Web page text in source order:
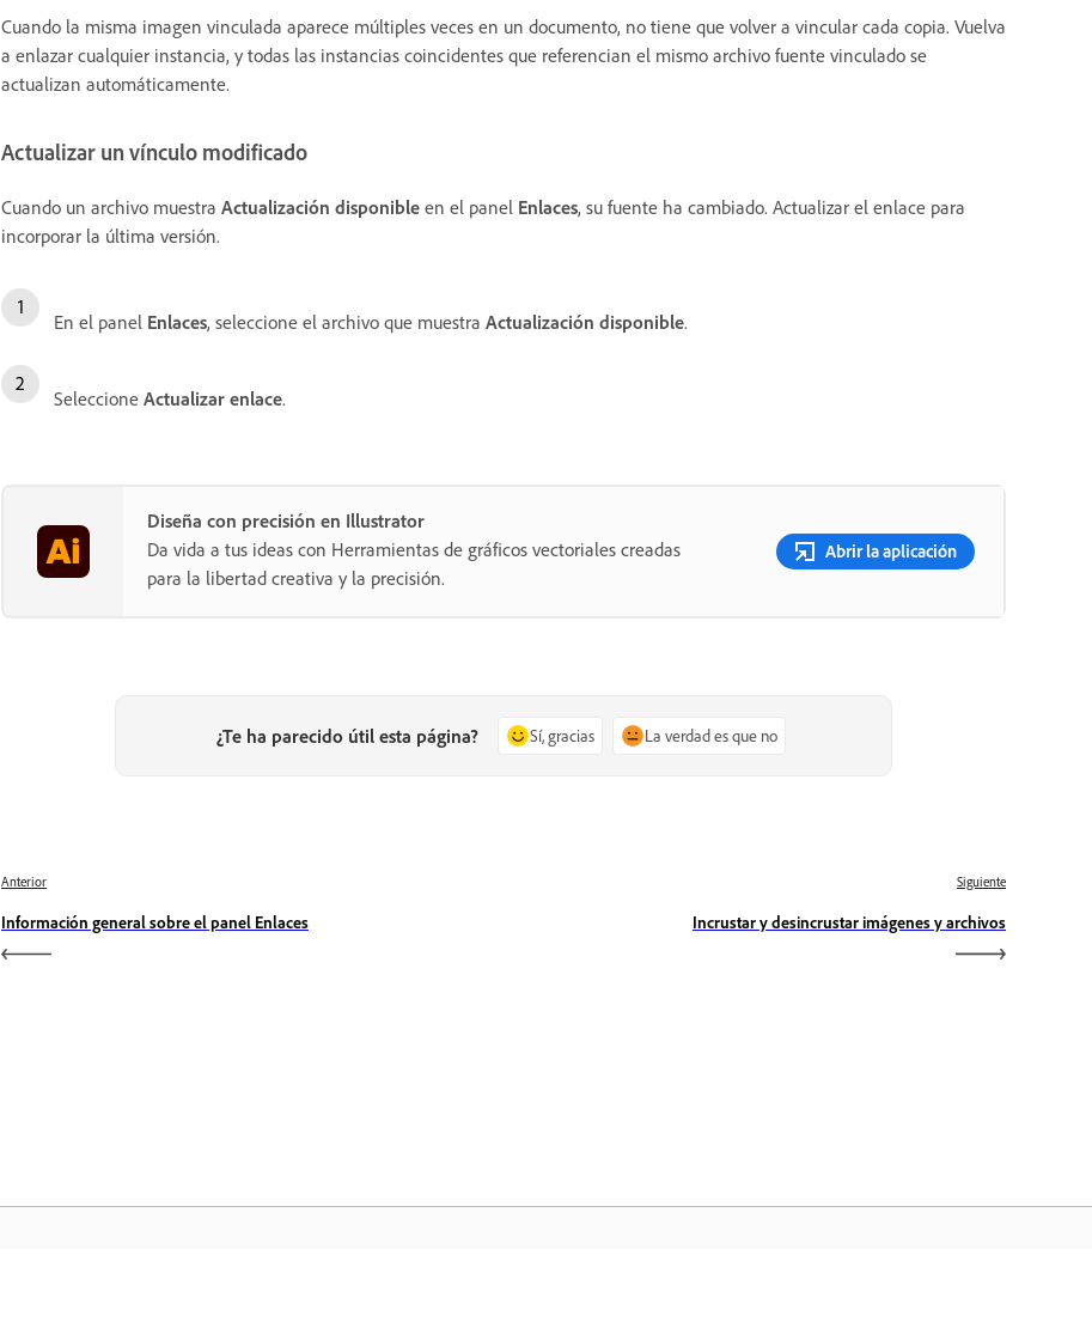
Cuando la misma imagen vinculada aparece múltiples veces en un documento, no tiene que volver a vincular cada copia. Vuelva
a enlazar cualquier instancia, y todas las instancias coincidentes que referencian el mismo archivo fuente vinculado se
actualizan automáticamente.
Actualizar un vínculo modificado
Cuando un archivo muestra Actualización disponible en el panel Enlaces, su fuente ha cambiado. Actualizar el enlace para
incorporar la última versión.
En el panel Enlaces, seleccione el archivo que muestra Actualización disponible.
Seleccione Actualizar enlace.
Diseña con precisión en Illustrator
Da vida a tus ideas con Herramientas de gráficos vectoriales creadas
para la libertad creativa y la precisión.
Abrir la aplicación
¿Te ha parecido útil esta página? Sí, gracias La verdad es que no
Anterior
Información general sobre el panel Enlaces
Siguiente
Incrustar y desincrustar imágenes y archivos